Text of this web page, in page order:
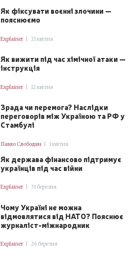
Як фіксувати воєнні злочини —
пояснюємо
Explainer 21 квітня
Як вижити під час хімічної атаки —
інструкція
Explainer 12 квітня
Зрада чи перемога? Наслідки
переговорів між Україною та РФ у
Стамбулі
Павло Слободян 1 квітня
Як держава фінансово підтримує
українців під час війни
Explainer 31 березня
Чому Україні не можна
відмовлятися від НАТО? Пояснює
журналіст-міжнародник
Explainer 26 березня